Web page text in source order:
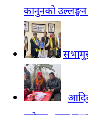
कानुनको उल्लङ्घन